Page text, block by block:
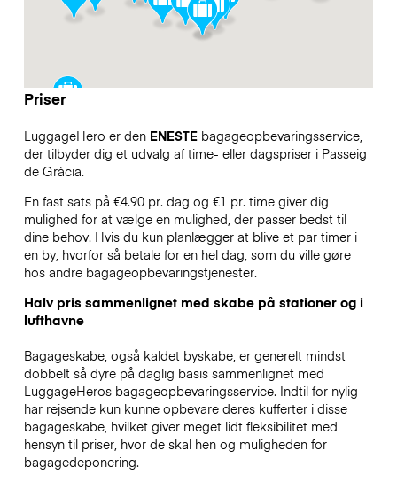
Priser
LuggageHero er den ENESTEbagageopbevaringsservice,
der tilbyder dig et udvalg af time- eller dagspriser i Passeig
de Gràcia.
En fast sats på €4.90 pr. dag og €1 pr. time giver dig
mulighed for at vælge en mulighed, der passer bedst til
dine behov. Hvis du kun planlægger at blive et par timer i
en by, hvorfor så betale for en hel dag, som du ville gøre
hos andre bagageopbevaringstjenester.
Halv pris sammenlignet med skabe på stationer og i
lufthavne
Bagageskabe, også kaldet byskabe, er generelt mindst
dobbelt så dyre på daglig basis sammenlignet med
LuggageHeros bagageopbevaringsservice. Indtil for nylig
har rejsende kun kunne opbevare deres kufferter i disse
bagageskabe, hvilket giver meget lidt fleksibilitet med
hensyn til priser, hvor de skal hen og muligheden for
bagagedeponering.